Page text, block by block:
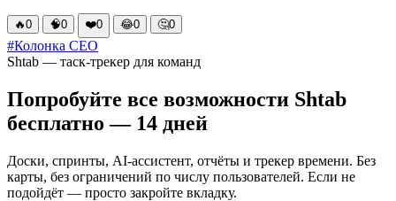
🔥0 🧠0 ❤️0 😂0 🤔0
#Колонка CEO
Shtab — таск-трекер для команд
Попробуйте все возможности Shtab
бесплатно — 14 дней
Доски, спринты, AI-ассистент, отчёты и трекер времени. Без
карты, без ограничений по числу пользователей. Если не
подойдёт — просто закройте вкладку.